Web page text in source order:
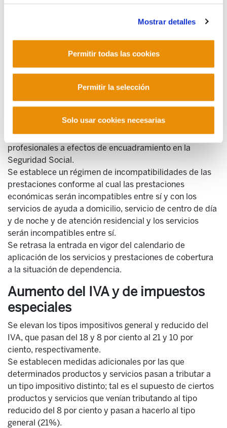
Mostrar detalles
Permitir todas las cookies
Permitir la selección
Solo usar cookies necesarias
firme.
Prestaciones económicas de
dependencia
prestaciones económicas existentes, sin impulsar los
El recorte de las prestaciones económicas para
profesionales. Se reduce su cuantía.
Cambio en la situación de los cuidadores no
profesionales a efectos de encuadramiento en la
Seguridad Social.
Se establece un régimen de incompatibilidades de las
prestaciones conforme al cual las prestaciones
económicas serán incompatibles entre sí y con los
servicios de ayuda a domicilio, servicio de centro de día
y de noche y de atención residencial y los servicios
serán incompatibles entre sí.
Se retrasa la entrada en vigor del calendario de
aplicación de los servicios y prestaciones de cobertura
a la situación de dependencia.
Aumento del IVA y de impuestos
especiales
Se elevan los tipos impositivos general y reducido del
IVA, que pasan del 18 y 8 por ciento al 21 y 10 por
ciento, respectivamente.
Se establecen medidas adicionales por las que
determinados productos y servicios pasan a tributar a
un tipo impositivo distinto; tal es el supuesto de ciertos
productos y servicios que venían tributando al tipo
reducido del 8 por ciento y pasan a hacerlo al tipo
general (21%).